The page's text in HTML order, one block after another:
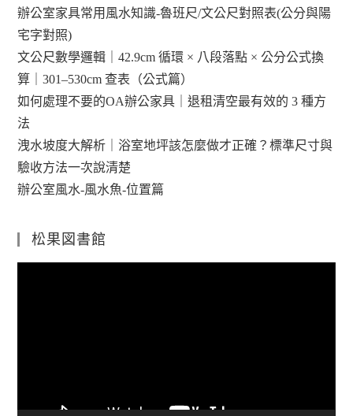
辦公室家具常用風水知識-魯班尺/文公尺對照表(公分與陽
宅字對照)
文公尺數學邏輯｜42.9cm 循環 × 八段落點 × 公分公式換
算｜301–530cm 查表（公式篇）
如何處理不要的OA辦公家具｜退租清空最有效的 3 種方
法
洩水坡度大解析｜浴室地坪該怎麼做才正確？標準尺寸與
驗收方法一次說清楚
辦公室風水-風水魚-位置篇
松果図書館